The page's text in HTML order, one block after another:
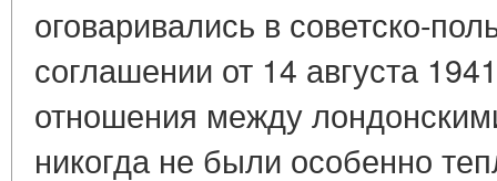
оговаривались в советско-
соглашении от 14 августа
отношения между
никогда не были особенно